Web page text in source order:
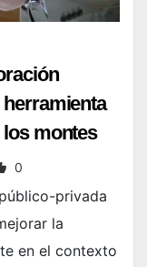
los montes
0
privada
la
en el contexto